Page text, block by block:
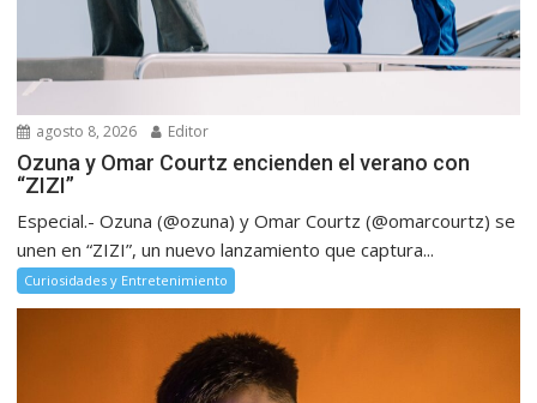
agosto 8, 2026 Editor
Ozuna y Omar Courtz encienden el verano con
“ZIZI”
Especial.- Ozuna (@ozuna) y Omar Courtz (@omarcourtz) se
unen en “ZIZI”, un nuevo lanzamiento que captura...
Curiosidades y Entretenimiento